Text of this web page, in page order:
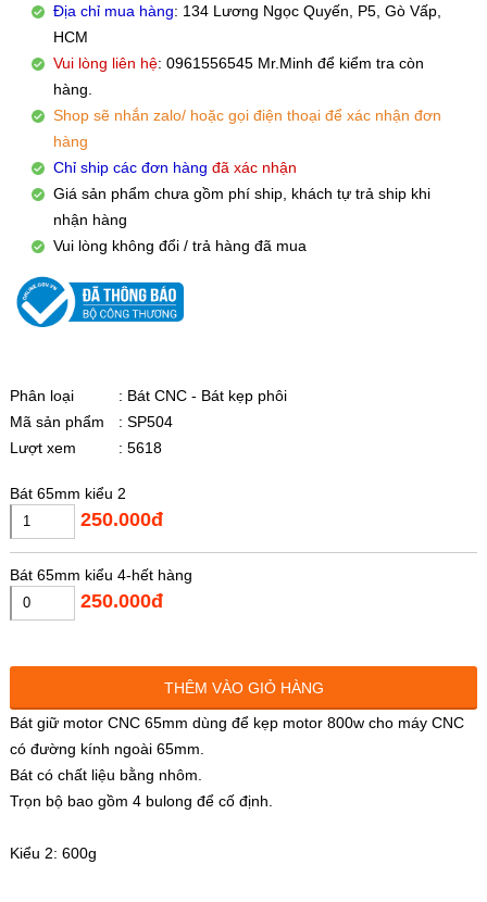
Địa chỉ mua hàng: 134 Lương Ngọc Quyến, P5, Gò Vấp,
HCM
Vui lòng liên hệ: 0961556545 Mr.Minh để kiểm tra còn
hàng.
Shop sẽ nhắn zalo/ hoặc gọi điện thoại để xác nhận đơn
hàng
Chỉ ship các đơn hàng đã xác nhận
Giá sản phẩm chưa gồm phí ship, khách tự trả ship khi
nhận hàng
Vui lòng không đổi / trả hàng đã mua
Phân loại
: Bát CNC - Bát kẹp phôi
Mã sản phẩm
: SP504
Lượt xem
: 5618
Bát 65mm kiểu 2
250.000đ
Bát 65mm kiểu 4-hết hàng
250.000đ
THÊM VÀO GIỎ HÀNG
Bát giữ motor CNC 65mm dùng để kẹp motor 800w cho máy CNC
có đường kính ngoài 65mm.
Bát có chất liệu bằng nhôm.
Trọn bộ bao gồm 4 bulong để cố định.
Kiểu 2: 600g